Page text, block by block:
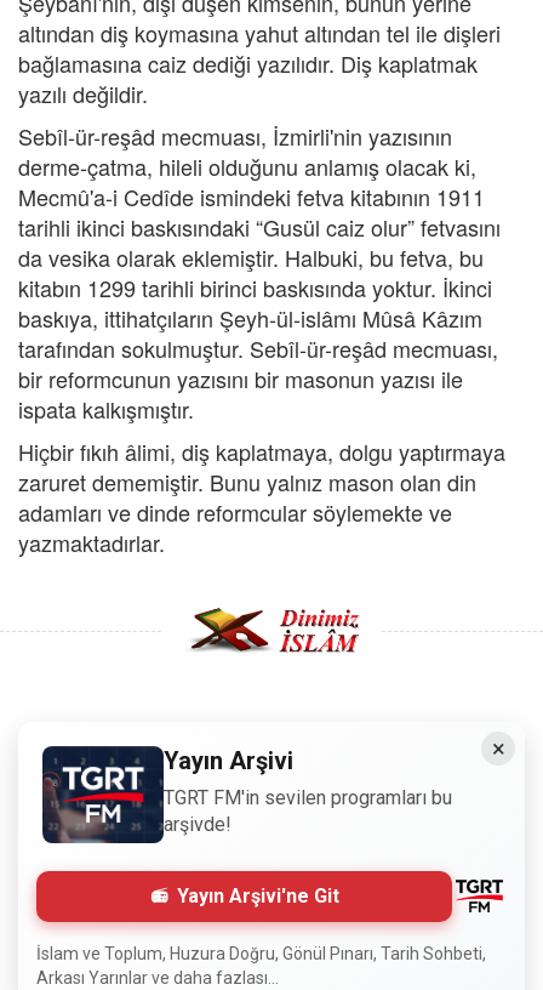
altından diş koymasına yahut altından tel ile dişleri
bağlamasına caiz dediği yazılıdır. Diş kaplatmak
yazılı değildir.
Sebîl-ür-reşâd mecmuası, İzmirli'nin yazısının
derme-çatma, hileli olduğunu anlamış olacak ki,
Mecmû'a-i Cedîde ismindeki fetva kitabının 1911
tarihli ikinci baskısındaki “Gusül caiz olur” fetvasını
da vesika olarak eklemiştir. Halbuki, bu fetva, bu
kitabın 1299 tarihli birinci baskısında yoktur. İkinci
baskıya, ittihatçıların Şeyh-ül-islâmı Mûsâ Kâzım
tarafından sokulmuştur. Sebîl-ür-reşâd mecmuası,
bir reformcunun yazısını bir masonun yazısı ile
ispata kalkışmıştır.
Hiçbir fıkıh âlimi, diş kaplatmaya, dolgu yaptırmaya
zaruret dememiştir. Bunu yalnız mason olan din
adamları ve dinde reformcular söylemekte ve
yazmaktadırlar.
Sitemizdeki bilgiler, bütün insanların istifadesi için
hazırlanmıştır. Orijinaline sadık kalmak şartıyla, izin
almaya gerek kalmadan, herkes istediği gibi alıp istifade
edebilir.
Normal Siteyi Göster
×
Yayın Arşivi
TGRT FM'in sevilen programları bu
arşivde!
Yayın Arşivi'ne Git
İslam ve Toplum, Huzura Doğru, Gönül Pınarı, Tarih Sohbeti,
Arkası Yarınlar ve daha fazlası...